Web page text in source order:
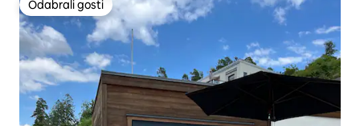
Odabrali gosti
Odabrali gosti